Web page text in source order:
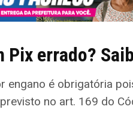
Pix errado?
engano é obrigatória
no art. 169 do